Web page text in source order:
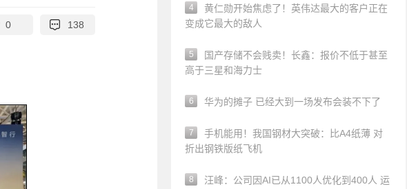
0 138
4
黄仁勋开始焦虑了！英伟达最大的客户正在
变成它最大的敌人
5
国产存储不会贱卖！长鑫：报价不低于甚至
高于三星和海力士
6 华为的摊子 已经大到一场发布会装不下了
7
手机能用！我国钢材大突破：比A4纸薄 对
折出钢铁版纸飞机
8
汪峰：公司因AI已从1100人优化到400人 运